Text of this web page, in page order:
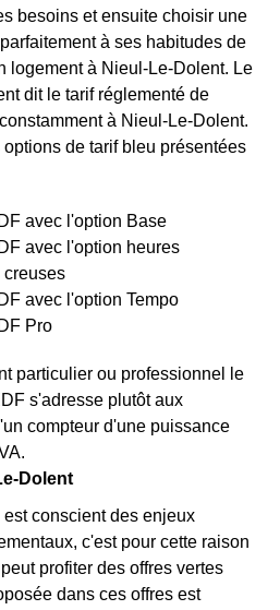
besoins et ensuite choisir une
à ses habitudes de
logement à Nieul-Le-Dolent. Le
dit le tarif réglementé de
à Nieul-Le-Dolent.
de tarif bleu présentées
avec l'option Base
avec l'option heures
creuses
avec l'option Tempo
Pro
particulier ou professionnel le
s'adresse plutôt aux
compteur d'une puissance
Dolent
conscient des enjeux
c'est pour cette raison
profiter des offres vertes
dans ces offres est